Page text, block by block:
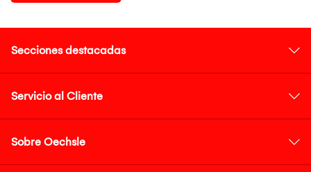
Secciones destacadas
Servicio al Cliente
Sobre Oechsle